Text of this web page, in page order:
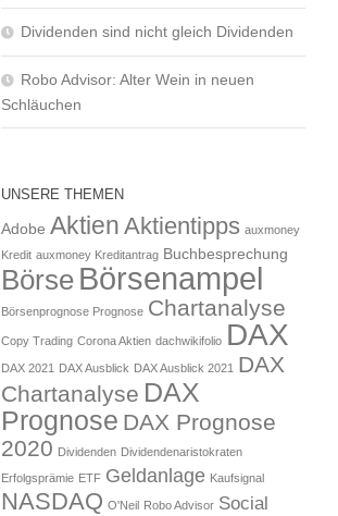
Dividenden sind nicht gleich Dividenden
Robo Advisor: Alter Wein in neuen
Schläuchen
UNSERE THEMEN
Adobe Aktien Aktientipps auxmoney
Kredit auxmoney Kreditantrag Buchbesprechung
Börse Börsenampel
Börsenprognose Prognose Chartanalyse
Copy Trading Corona Aktien dachwikifolio DAX
DAX 2021 DAX Ausblick DAX Ausblick 2021 DAX
Chartanalyse DAX
Prognose DAX Prognose
2020 Dividenden Dividendenaristokraten
Erfolgsprämie ETF Geldanlage Kaufsignal
NASDAQ O'Neil Robo Advisor Social